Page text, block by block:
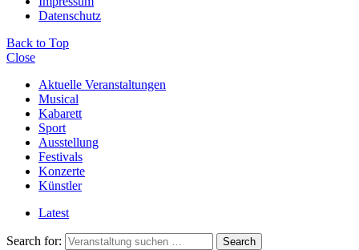
Datenschutz
Back to Top
Close
Aktuelle Veranstaltungen
Musical
Kabarett
Sport
Ausstellung
Festivals
Konzerte
Künstler
Latest
Search for: Search